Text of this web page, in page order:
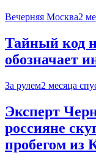
Вечерняя Москва2
Тайный код
обозначает
За рулем2 месяца
Эксперт
россияне
пробегом из